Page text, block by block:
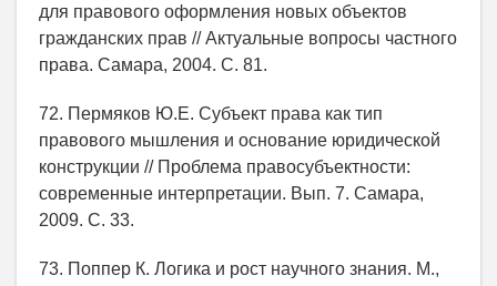
для правового оформления новых объектов
гражданских прав // Актуальные вопросы частного
права. Самара, 2004. С. 81.
72. Пермяков Ю.Е. Субъект права как тип
правового мышления и основание юридической
конструкции // Проблема правосубъектности:
современные интерпретации. Вып. 7. Самара,
2009. С. 33.
73. Поппер К. Логика и рост научного знания. М.,